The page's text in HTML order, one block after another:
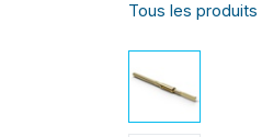
Tous les produits